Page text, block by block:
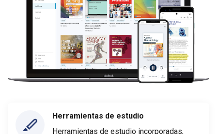
Herramientas de estudio
Herramientas de estudio incorporadas,